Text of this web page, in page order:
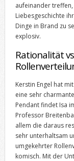
aufeinander
Liebesgeschichte
Dinge in Brand zu
explosiv.
Rationalität
Kerstin Engel hat
eine sehr
Pendant findet Isa
Professor
allem die daraus
sehr unterhaltsam
umgekehrter
komisch. Mit der